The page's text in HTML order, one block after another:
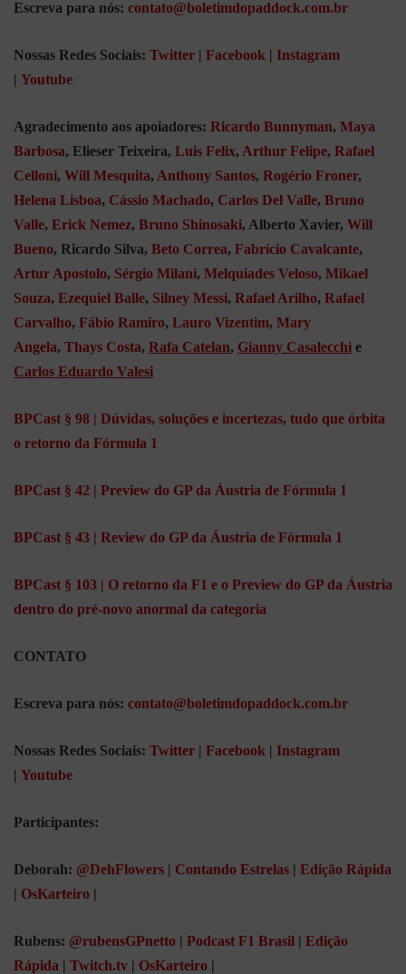
Escreva para nós: contato@boletimdopaddock.com.br
Nossas Redes Sociais: Twitter | Facebook | Instagram
| Youtube
Agradecimento aos apoiadores: Ricardo Bunnyman, Maya
Barbosa, Elieser Teixeira, Luis Felix, Arthur Felipe, Rafael
Celloni, Will Mesquita, Anthony Santos, Rogério Froner,
Helena Lisboa, Cássio Machado, Carlos Del Valle, Bruno
Valle, Erick Nemez, Bruno Shinosaki, Alberto Xavier, Will
Bueno, Ricardo Silva, Beto Correa, Fabrício Cavalcante,
Artur Apostolo, Sérgio Milani, Melquiades Veloso, Mikael
Souza, Ezequiel Balle, Silney Messi, Rafael Arilho, Rafael
Carvalho, Fábio Ramiro, Lauro Vizentim, Mary
Angela, Thays Costa, Rafa Catelan, Gianny Casalecchi e
Carlos Eduardo Valesi
BPCast § 98 | Dúvidas, soluções e incertezas, tudo que órbita
o retorno da Fórmula 1
BPCast § 42 | Preview do GP da Áustria de Fórmula 1
BPCast § 43 | Review do GP da Áustria de Fórmula 1
BPCast § 103 | O retorno da F1 e o Preview do GP da Áustria
dentro do pré-novo anormal da categoria
CONTATO
Escreva para nós: contato@boletimdopaddock.com.br
Nossas Redes Sociais: Twitter | Facebook | Instagram
| Youtube
Participantes:
Deborah: @DehFlowers | Contando Estrelas | Edição Rápida
| OsKarteiro |
Rubens: @rubensGPnetto | Podcast F1 Brasil | Edição
Rápida | Twitch.tv | OsKarteiro |